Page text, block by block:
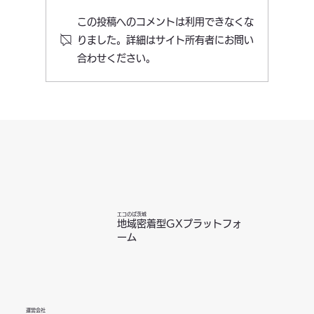
この投稿へのコメントは利用できなくな
りました。詳細はサイト所有者にお問い
合わせください。
エコのば茨城
地域密着型GXプラットフォ
ーム
運営会社